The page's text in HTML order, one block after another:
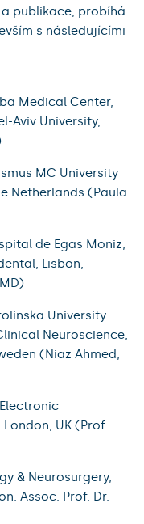
publikace, probíhá
s následujícími
Medical Center,
Aviv University,
MC University
Netherlands (Paula
de Egas Moniz,
Lisbon,
University
Neuroscience,
(Niaz Ahmed,
UK (Prof.
& Neurosurgery,
Assoc. Prof. Dr.